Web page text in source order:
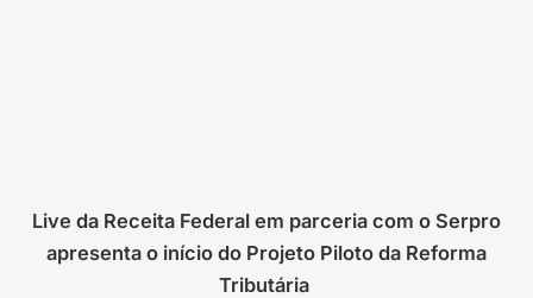
Live da Receita Federal em parceria com o Serpro
apresenta o início do Projeto Piloto da Reforma
Tributária